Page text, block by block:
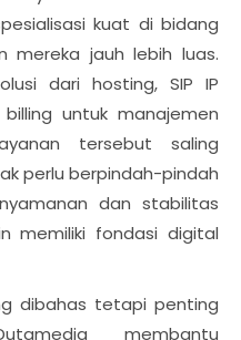
kuat di bidang
mereka jauh lebih luas.
dari hosting, SIP IP
billing untuk manajemen
tersebut saling
perlu berpindah-pindah
dan stabilitas
memiliki fondasi digital
dibahas tetapi penting
membantu